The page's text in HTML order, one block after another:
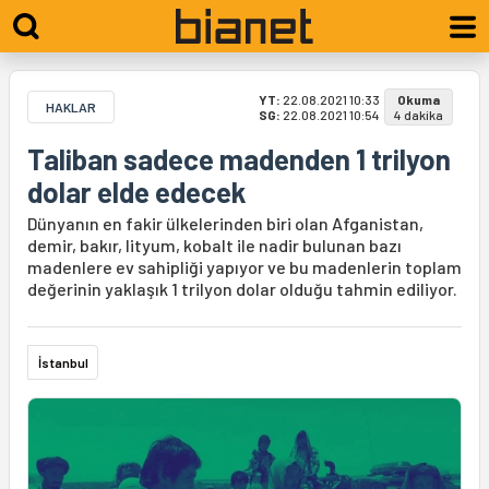
HAKLAR YT: 22.08.2021 10:33
SG: 22.08.2021 10:54
Okuma
4 dakika
Taliban sadece madenden 1 trilyon
dolar elde edecek
Dünyanın en fakir ülkelerinden biri olan Afganistan,
demir, bakır, lityum, kobalt ile nadir bulunan bazı
madenlere ev sahipliği yapıyor ve bu madenlerin toplam
değerinin yaklaşık 1 trilyon dolar olduğu tahmin ediliyor.
İstanbul